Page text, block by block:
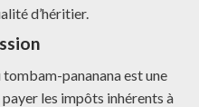
d’héritier.
pananana est une
les impôts inhérents à